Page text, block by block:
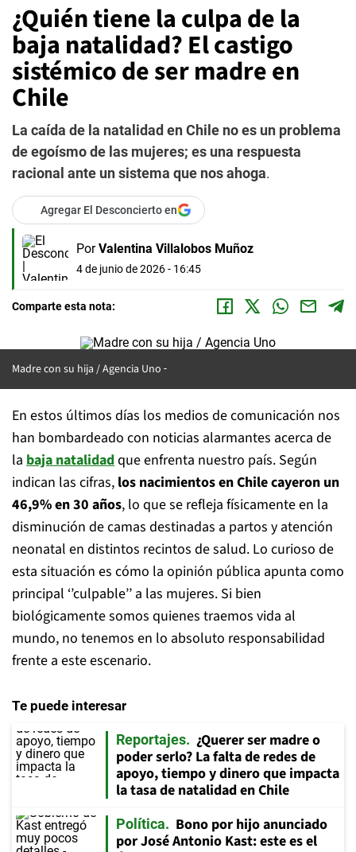
¿Quién tiene la culpa de la
baja natalidad? El castigo
sistémico de ser madre en
Chile
La caída de la natalidad en Chile no es un problema
de egoísmo de las mujeres; es una respuesta
racional ante un sistema que nos ahoga.
Agregar El Desconcierto en
Por Valentina Villalobos Muñoz
4 de junio de 2026 - 16:45
Comparte esta nota:
Madre con su hija / Agencia Uno
En estos últimos días los medios de comunicación nos
han bombardeado con noticias alarmantes acerca de
la baja natalidadque enfrenta nuestro país. Según
indican las cifras, los nacimientos en Chile cayeron un
46,9% en 30 años, lo que se refleja físicamente en la
disminución de camas destinadas a partos y atención
neonatal en distintos recintos de salud. Lo curioso de
esta situación es cómo la opinión pública apunta como
principal ‘’culpable’’ a las mujeres. Si bien
biológicamente somos quienes traemos vida al
mundo, no tenemos en lo absoluto responsabilidad
frente a este escenario.
Te puede interesar
Reportajes
¿Querer ser madre o
poder serlo? La falta de redes de
apoyo, tiempo y dinero que impacta
la tasa de natalidad en Chile
Política
Bono por hijo anunciado
por José Antonio Kast: este es el